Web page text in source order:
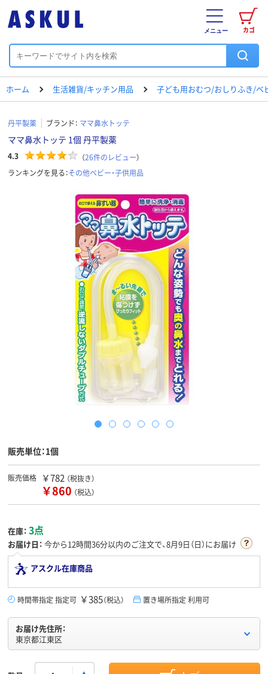
カゴ
メニュー
ホーム 生活雑貨/キッチン用品 子ども用おむつ/おしりふき/ベ
丹平製薬 ブランド： ママ鼻水トッテ
ママ鼻水トッテ 1個 丹平製薬
4.3 （26件のレビュー）
ランキングを見る：その他ベビー・子供用品
販売単位：1個
販売価格 ￥782 （税抜き）
￥860 （税込）
在庫： 3点
お届け日： 今から12時間36分以内のご注文で、8月9日（日）にお届け
アスクル在庫商品
時間帯指定 指定可 ￥385（税込） 置き場所指定 利用可
お届け先住所：
東京都江東区